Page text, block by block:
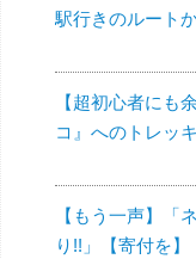
駅行きのルート
【超初心者にも
コ』へのトレッ
【もう一声】「
り!!」【寄付を】